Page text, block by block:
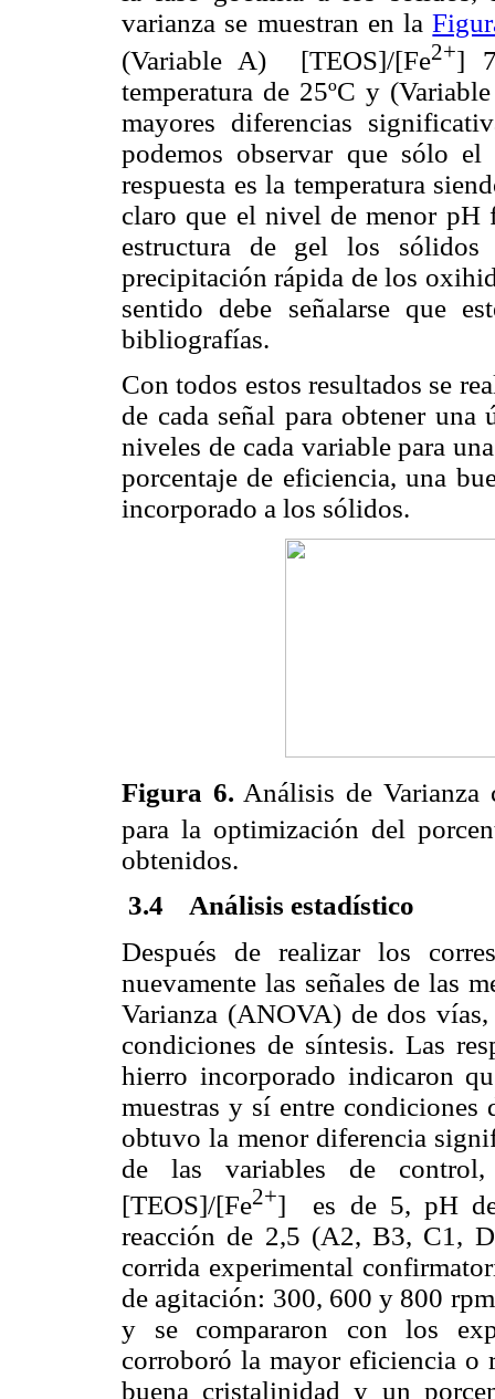
varianza se muestran en la
(Variable A)
[TEOS]/[Fe2+]
temperatura de 25ºC y
mayores diferencias
podemos observar que sólo
respuesta es la temperatura
claro que el nivel de menor pH
estructura de gel los sólidos
precipitación rápida de los
sentido debe señalarse que
bibliografías.
Con todos estos resultados se
de cada señal para obtener una
niveles de cada variable para
porcentaje de eficiencia, una
incorporado a los sólidos.
Figura 6. Análisis de
para la optimización del
obtenidos.
3.4 Análisis estadístico
Después de realizar los
nuevamente las señales de las
Varianza (ANOVA) de dos
condiciones de síntesis. Las
hierro incorporado indicaron
muestras y sí entre condiciones
obtuvo la menor diferencia
de las variables de control,
[TEOS]/[Fe2+]
es de 5, pH
reacción de 2,5 (A2, B3, C1,
corrida experimental
de agitación: 300, 600 y 800
y se compararon con los
corroboró la mayor eficiencia o
buena cristalinidad y un